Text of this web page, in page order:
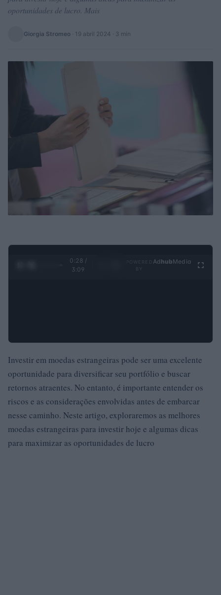
oportunidades de lucro. Mais
Giorgia Stromeo · 19 abril 2024 · 3 min
0:29 /
3:09
Ad hubMedia
Investir em moedas estrangeiras pode ser uma excelente
oportunidade para diversificar seu portfólio e buscar
retornos atraentes. No entanto, é importante entender os
riscos e as considerações envolvidas antes de embarcar
nesse caminho. Neste artigo, exploraremos as melhores
moedas estrangeiras para investir hoje e algumas dicas
para maximizar as oportunidades de lucro